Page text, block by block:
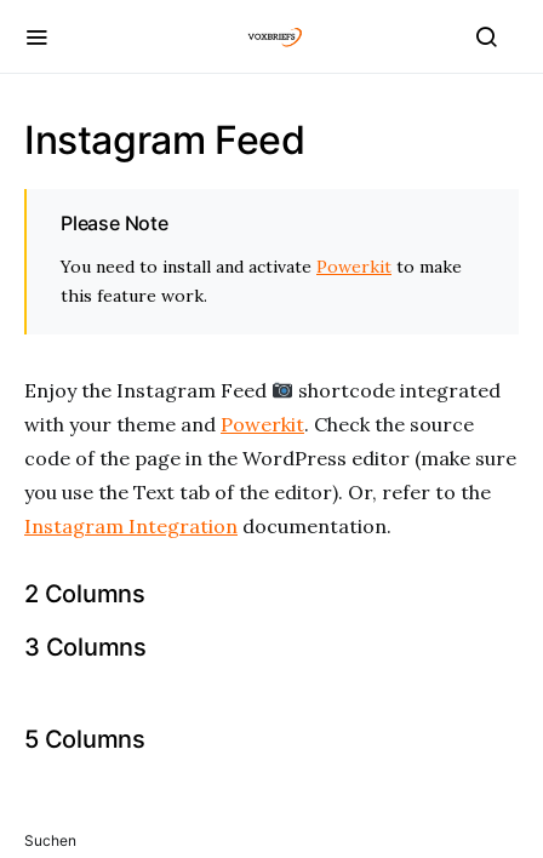
Instagram Feed
Please Note
You need to install and activate Powerkit to make
this feature work.
Enjoy the Instagram Feed
shortcode integrated
with your theme and Powerkit. Check the source
code of the page in the WordPress editor (make sure
you use the Text tab of the editor). Or, refer to the
Instagram Integration documentation.
2 Columns
3 Columns
5 Columns
Suchen